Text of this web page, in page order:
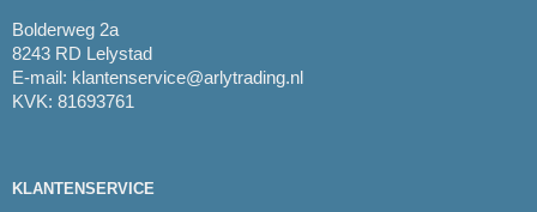
Bolderweg 2a
8243 RD Lelystad
E-mail: klantenservice@arlytrading.nl
KVK: 81693761
KLANTENSERVICE